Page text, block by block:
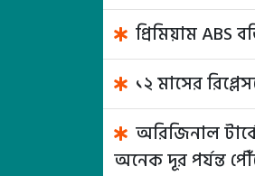
প্রিমিয়াম ABS
১২ মাসের
অরিজিনাল
অনেক দূর পর্যন্ত